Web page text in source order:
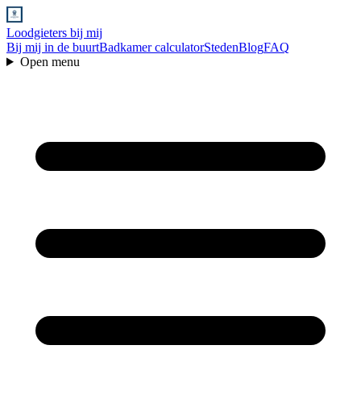
Loodgieters bij mij
Bij mij in de buurtBadkamer calculatorStedenBlogFAQ
Open menu